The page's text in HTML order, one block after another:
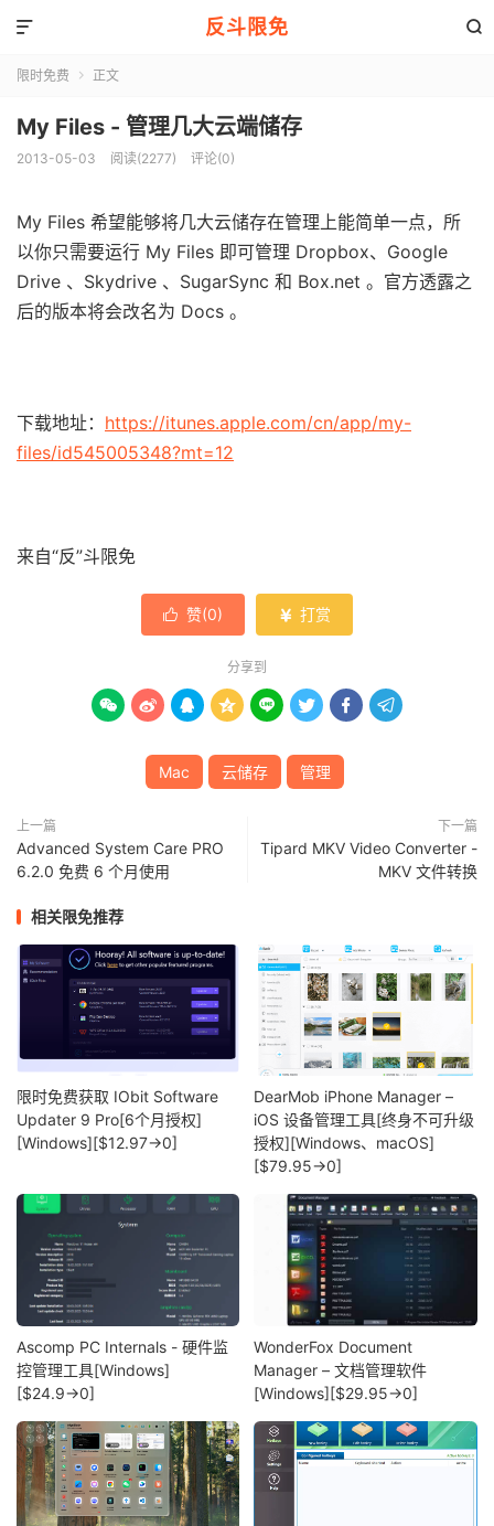
反斗限免 

限时免费  正文
My Files - 管理几大云端储存
2013-05-03 阅读(2277) 评论(0)
My Files 希望能够将几大云储存在管理上能简单一点，所
以你只需要运行 My Files 即可管理 Dropbox、Google
Drive 、Skydrive 、SugarSync 和 Box.net 。官方透露之
后的版本将会改名为 Docs 。
下载地址： https://itunes.apple.com/cn/app/my-
files/id545005348?mt=12
来自“反”斗限免
 赞(0)  打赏
分享到
       
Mac 云储存 管理
上一篇
Advanced System Care PRO
6.2.0 免费 6 个月使用
下一篇
Tipard MKV Video Converter -
MKV 文件转换
相关限免推荐
限时免费获取 IObit Software
Updater 9 Pro[6个月授权]
[Windows][$12.97→0]
DearMob iPhone Manager –
iOS 设备管理工具[终身不可升级
授权][Windows、macOS]
[$79.95→0]
Ascomp PC Internals - 硬件监
控管理工具[Windows]
[$24.9→0]
WonderFox Document
Manager – 文档管理软件
[Windows][$29.95→0]